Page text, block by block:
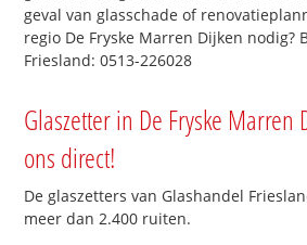
geval van glasschade of
regio De Fryske Marren Dijken nodig?
Friesland: 0513-226028
Glaszetter in De Fryske Marren
ons direct!
De glaszetters van Glashandel
meer dan 2.400 ruiten.